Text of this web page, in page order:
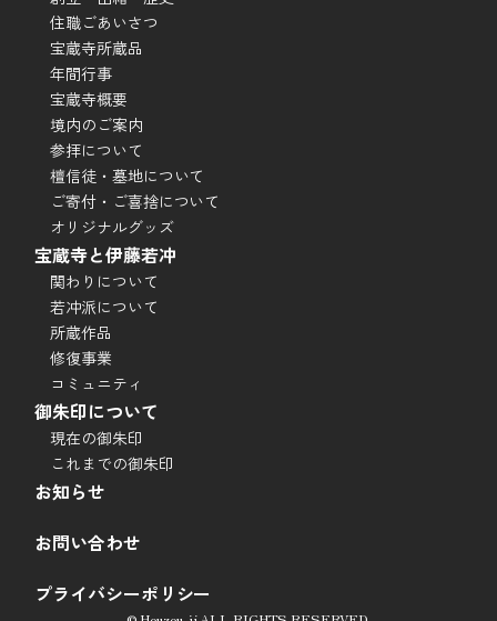
住職ごあいさつ
宝蔵寺所蔵品
年間行事
宝蔵寺概要
境内のご案内
参拝について
檀信徒・墓地について
ご寄付・ご喜捨について
オリジナルグッズ
宝蔵寺と伊藤若冲
関わりについて
若冲派について
所蔵作品
修復事業
コミュニティ
御朱印について
現在の御朱印
これまでの御朱印
お知らせ
お問い合わせ
プライバシーポリシー